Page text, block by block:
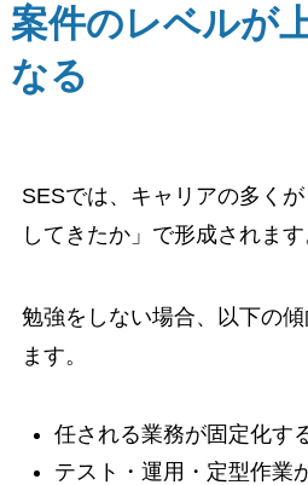
案件のレベルが
なる
SESでは、キャリアの多く
してきたか」で形成されます
勉強をしない場合、以下の
ます。
任される業務が固定化す
テスト・運用・定型作業